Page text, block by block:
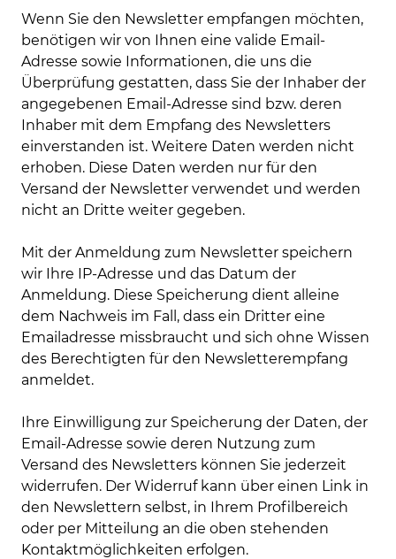
Wenn Sie den Newsletter empfangen möchten,
benötigen wir von Ihnen eine valide Email-
Adresse sowie Informationen, die uns die
Überprüfung gestatten, dass Sie der Inhaber der
angegebenen Email-Adresse sind bzw. deren
Inhaber mit dem Empfang des Newsletters
einverstanden ist. Weitere Daten werden nicht
erhoben. Diese Daten werden nur für den
Versand der Newsletter verwendet und werden
nicht an Dritte weiter gegeben.
Mit der Anmeldung zum Newsletter speichern
wir Ihre IP-Adresse und das Datum der
Anmeldung. Diese Speicherung dient alleine
dem Nachweis im Fall, dass ein Dritter eine
Emailadresse missbraucht und sich ohne Wissen
des Berechtigten für den Newsletterempfang
anmeldet.
Ihre Einwilligung zur Speicherung der Daten, der
Email-Adresse sowie deren Nutzung zum
Versand des Newsletters können Sie jederzeit
widerrufen. Der Widerruf kann über einen Link in
den Newslettern selbst, in Ihrem Profilbereich
oder per Mitteilung an die oben stehenden
Kontaktmöglichkeiten erfolgen.